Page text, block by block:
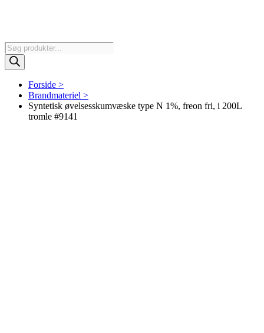
Products
search
Forside >
Brandmateriel >
Syntetisk øvelsesskumvæske type N 1%, freon fri, i 200L
tromle #9141